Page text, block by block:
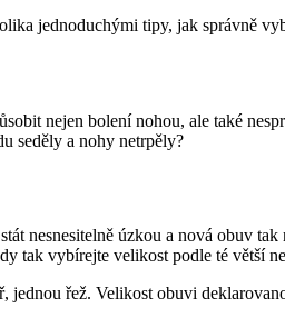
jednoduchými tipy, jak správně
nejen bolení nohou, ale také
seděly a nohy netrpěly?
nesnesitelně úzkou a nová obuv tak
tak vybírejte velikost podle té větší
jednou řež. Velikost obuvi